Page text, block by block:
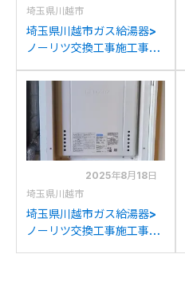
埼玉県川越市
埼玉県川越市ガス給湯器>
ノーリツ交換工事施工事
2050SAWXからノーリツ
GT-C2072SAW BLへの交
換
2025年8月18日
埼玉県川越市
埼玉県川越市ガス給湯器>
ノーリツ交換工事施工事